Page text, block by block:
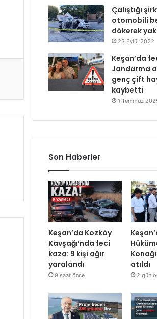
Çalıştığı
otomobili
dökerek
23 Eylül 2022
Keşan’da
Jandarma
genç çift
kaybetti
1 Temmuz
Son Haberler
Keşan’da Kozköy
Kavşağı’nda feci
kaza: 9 kişi ağır
yaralandı
9 saat önce
atıldı
2 gün